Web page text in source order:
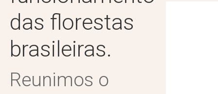
das florestas
brasileiras.
Reunimos o